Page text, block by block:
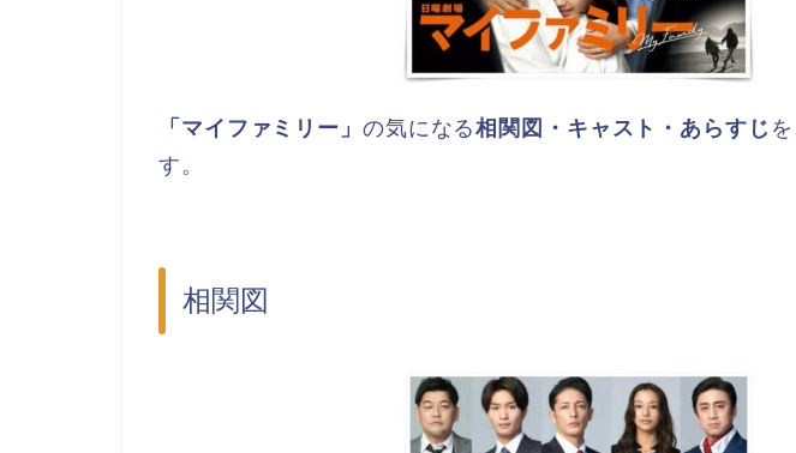
「マイファミリー」 の気になる相関図・キャスト・あらすじ
す。
相関図